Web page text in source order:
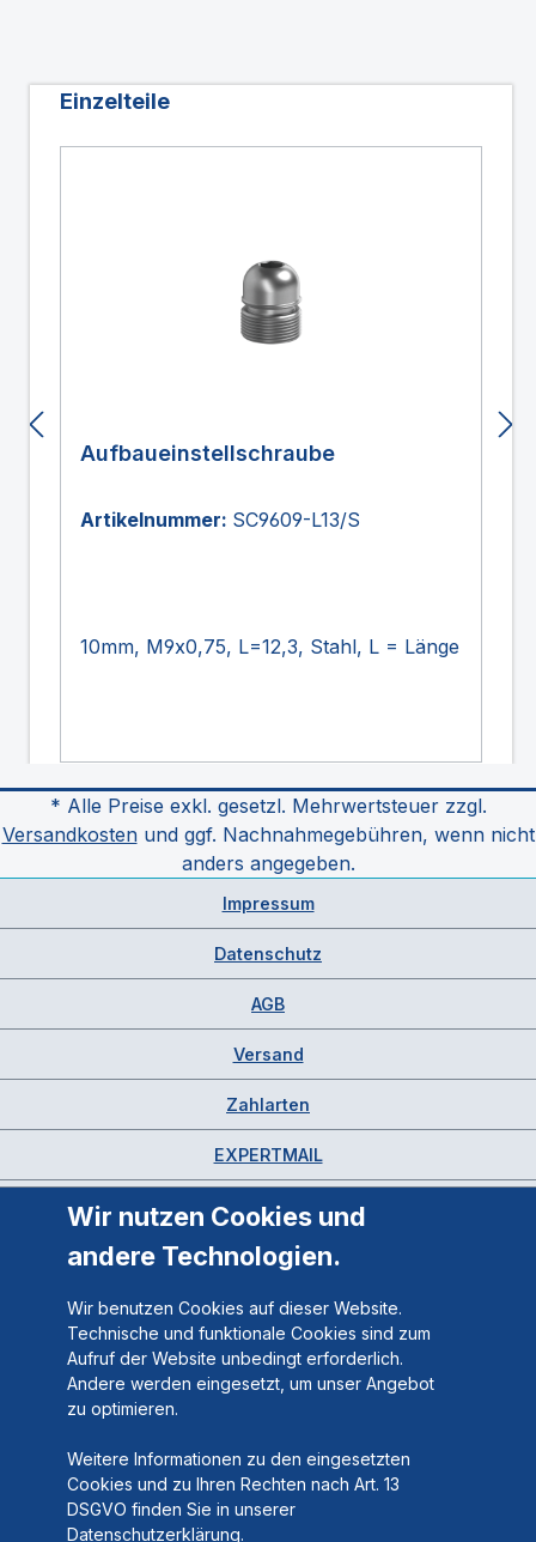
Produktgalerie überspringen
Einzelteile
Aufbaueinstellschraube
Artikelnummer: SC9609-L13/S
10mm, M9x0,75, L=12,3, Stahl, L = Länge
* Alle Preise exkl. gesetzl. Mehrwertsteuer zzgl.
Versandkostenund ggf. Nachnahmegebühren, wenn nicht
anders angegeben.
Impressum
Datenschutz
AGB
Versand
Zahlarten
EXPERTMAIL
Wir nutzen Cookies und
andere Technologien.
Wir benutzen Cookies auf dieser Website.
Technische und funktionale Cookies sind zum
Aufruf der Website unbedingt erforderlich.
Andere werden eingesetzt, um unser Angebot
zu optimieren.
Weitere Informationen zu den eingesetzten
Cookies und zu Ihren Rechten nach Art. 13
DSGVO finden Sie in unserer
Datenschutzerklärung.